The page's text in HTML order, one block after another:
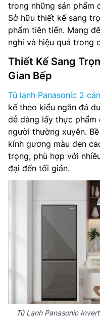
trong những sản phẩm
Sở hữu thiết kế sang
phẩm tiên tiến. Mang
nghi và hiệu quả trong
Thiết Kế Sang
Gian Bếp
Tủ lạnh Panasonic 2
kế theo kiểu ngăn đá
dễ dàng lấy thực phẩm
người thường xuyên.
kính gương màu đen
trọng, phù hợp với
đại đến tối giản.
Tủ Lạnh Panasonic